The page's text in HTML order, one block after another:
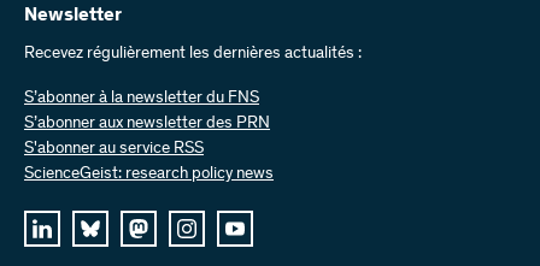
Travailler chez nous
Offres d’emploi
recherche et les subsides approuvés par le FNS :
Recherche de projets
Newsletter
Recevez régulièrement les dernières actualités :
S’abonner à la newsletter du FNS
S’abonner aux newsletter des PRN
S'abonner au service RSS
ScienceGeist: research policy news